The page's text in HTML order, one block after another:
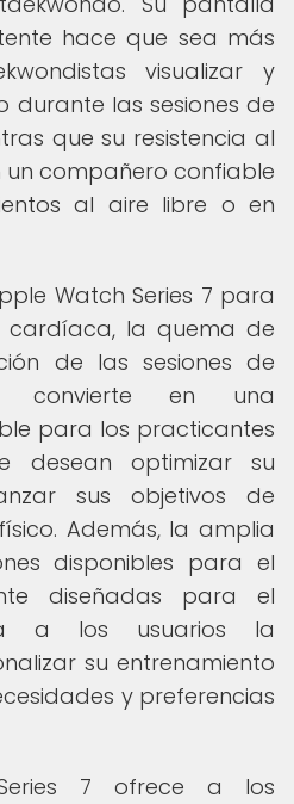
hace que sea más
visualizar y
durante las sesiones de
que su resistencia al
compañero confiable
al aire libre o en
Watch Series 7 para
cardíaca, la quema de
de las sesiones de
convierte en una
para los practicantes
desean optimizar su
sus objetivos de
Además, la amplia
disponibles para el
diseñadas para el
a los usuarios la
su entrenamiento
y preferencias
7 ofrece a los